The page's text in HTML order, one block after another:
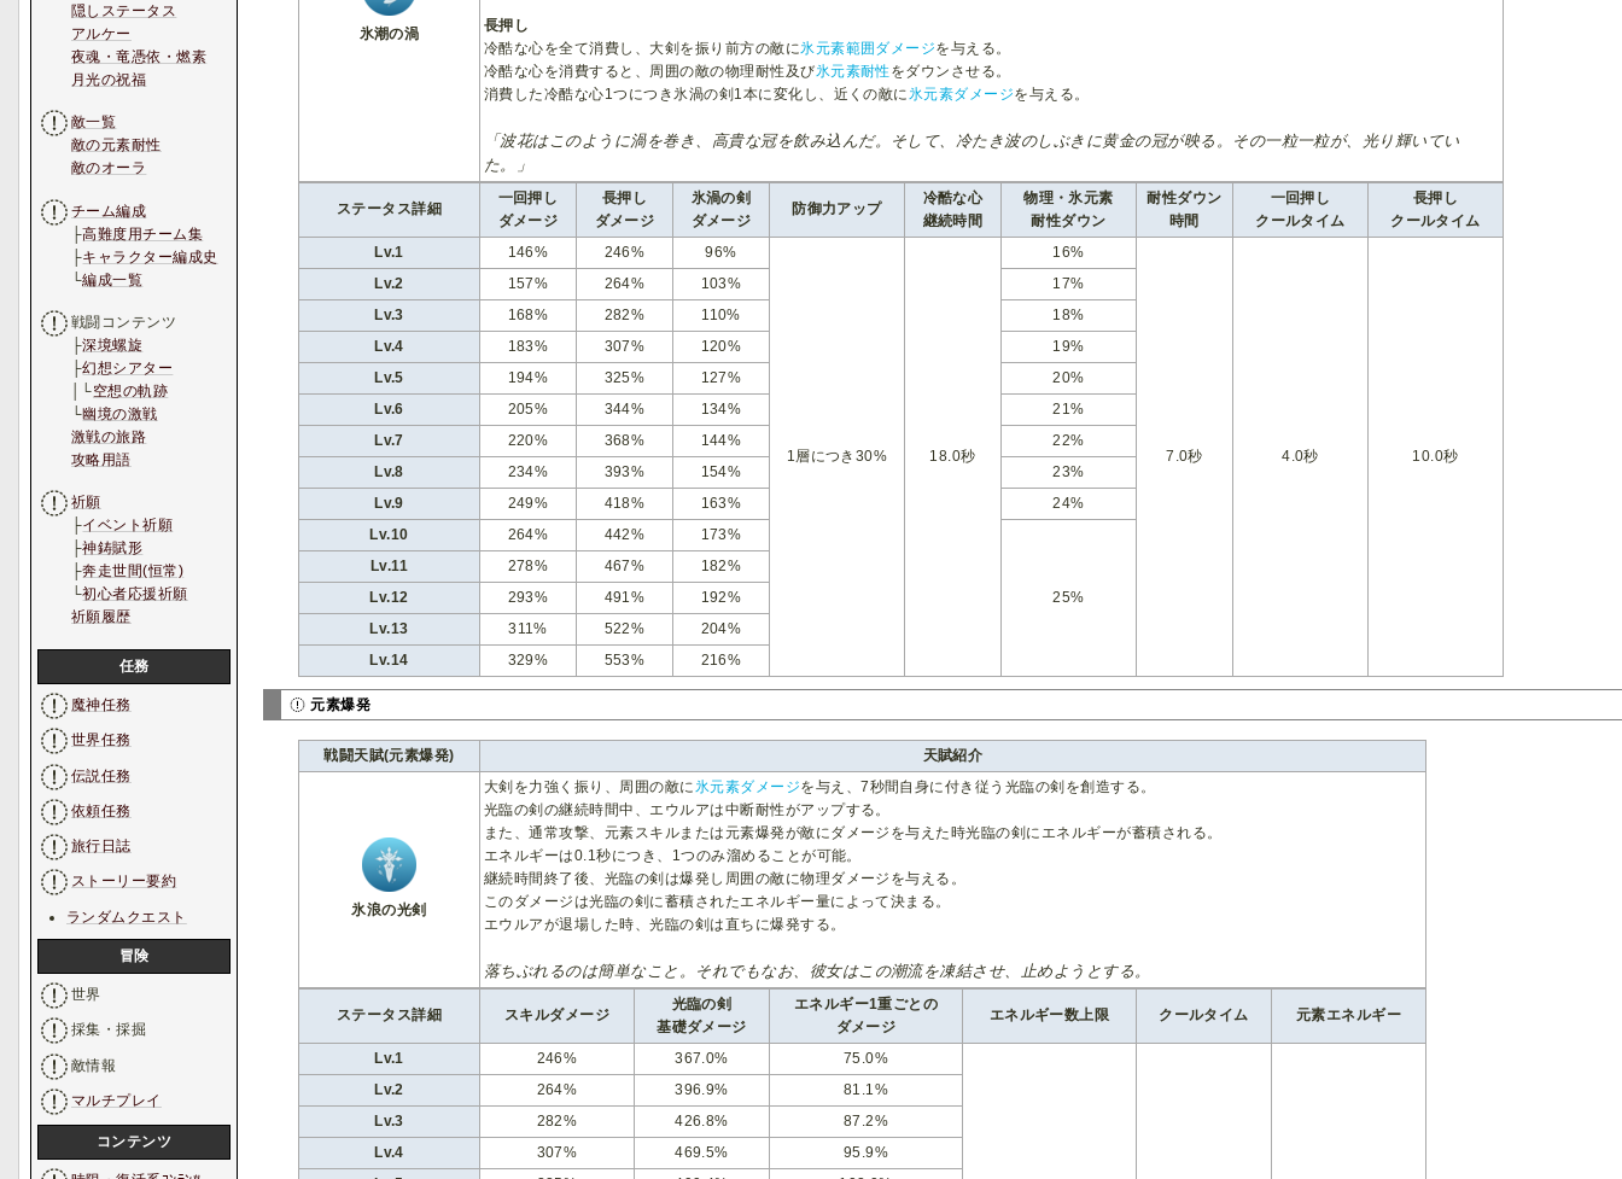
氷潮の渦
長押し
冷酷な心を全て消費し、大剣を振り前方の敵に氷元素範囲ダメージを与える。
冷酷な心を消費すると、周囲の敵の物理耐性及び氷元素耐性をダウンさせる。
消費した冷酷な心1つにつき氷渦の剣1本に変化し、近くの敵に 氷元素ダメージを与える。
「波花はこのように渦を巻き、高貴な冠を飲み込んだ。そして、冷たき波のしぶきに黄金の冠が映る。その一粒一粒が、光り輝いてい
た。」
ステータス詳細
一回押し
ダメージ
長押し
ダメージ
氷渦の剣
ダメージ
防御力アップ
冷酷な心
継続時間
物理・氷元素
耐性ダウン
耐性ダウン
時間
一回押し
クールタイム
長押し
クールタイム
Lv.1
146% 246% 96%
1層につき30% 18.0秒
16%
7.0秒 4.0秒 10.0秒
Lv.2 157% 264% 103%
17%
Lv.3
168% 282% 110%
18%
Lv.4
183% 307% 120%
19%
Lv.5
194% 325% 127%
20%
Lv.6
205% 344% 134%
21%
Lv.7
220% 368% 144%
22%
Lv.8
234% 393% 154%
23%
Lv.9
249% 418% 163%
24%
Lv.10
264% 442% 173%
25%
Lv.11 278% 467%
182%
Lv.12
293% 491%
192%
Lv.13
311% 522%
204%
Lv.14
329% 553% 216%
元素爆発
戦闘天賦(元素爆発) 天賦紹介
氷浪の光剣
大剣を力強く振り、周囲の敵に氷元素ダメージを与え、7秒間自身に付き従う光臨の剣を創造する。
光臨の剣の継続時間中、エウルアは中断耐性がアップする。
また、通常攻撃、元素スキルまたは元素爆発が敵にダメージを与えた時光臨の剣にエネルギーが蓄積される。
エネルギーは0.1秒につき、1つのみ溜めることが可能。
継続時間終了後、光臨の剣は爆発し周囲の敵に物理ダメージを与える。
このダメージは光臨の剣に蓄積されたエネルギー量によって決まる。
エウルアが退場した時、光臨の剣は直ちに爆発する。
落ちぶれるのは簡単なこと。それでもなお、彼女はこの潮流を凍結させ、止めようとする。
ステータス詳細 スキルダメージ
光臨の剣
基礎ダメージ
エネルギー1重ごとの
ダメージ
エネルギー数上限 クールタイム 元素エネルギー
Lv.1 246% 367.0%
75.0%
Lv.2
264% 396.9%
81.1%
Lv.3
282% 426.8%
87.2%
Lv.4
307% 469.5%
95.9%
隠しステータス
アルケー
夜魂・竜憑依・燃素
月光の祝福
敵一覧
敵の元素耐性
敵のオーラ
チーム編成
├高難度用チーム集
├キャラクター編成史
└編成一覧
戦闘コンテンツ
├深境螺旋
├幻想シアター
│└空想の軌跡
└幽境の激戦
激戦の旅路
攻略用語
祈願
├イベント祈願
├神鋳賦形
├奔走世間(恒常)
└初心者応援祈願
祈願履歴
任務
魔神任務
世界任務
伝説任務
依頼任務
旅行日誌
ストーリー要約
ランダムクエスト
冒険
世界
採集・採掘
敵情報
マルチプレイ
コンテンツ